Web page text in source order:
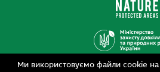
Ми використовуємо файли cookie
Дизайн